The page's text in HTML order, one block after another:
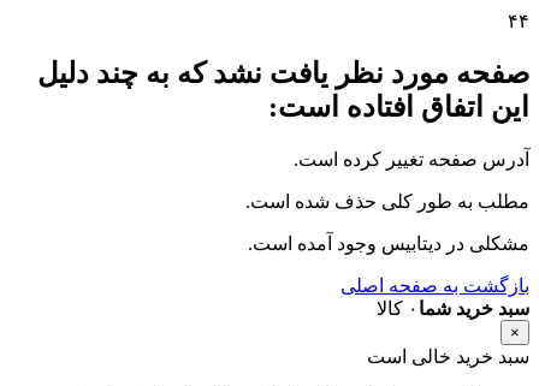
۴۴
صفحه مورد نظر یافت نشد که به چند دلیل
این اتفاق افتاده است:
آدرس صفحه تغییر کرده است.
مطلب به طور کلی حذف شده است.
مشکلی در دیتابیس وجود آمده است.
بازگشت به صفحه اصلی
سبد خرید شما ۰ کالا
×
سبد خرید خالی است